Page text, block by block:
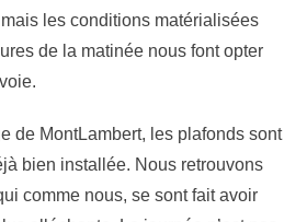
les conditions matérialisées
de la matinée nous font opter
de MontLambert, les plafonds sont
bien installée. Nous retrouvons
comme nous, se sont fait avoir